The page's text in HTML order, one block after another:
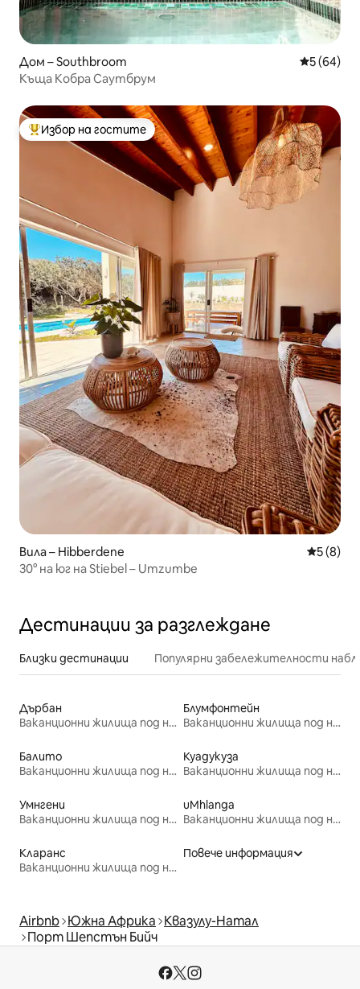
Дом – Southbroom Средна
5 (64)
Къща Кобра Саутбрум
Най-популярен избор на гостите
Избор на гостите
Вила – Hibberdene Средна
5 (8)
30° на юг на Stiebel – Umzumbe
Дестинации за разглеждане
Близки дестинации Популярни забележителности
Дърбан
Ваканционни жилища под наем
Блумфонтейн
Ваканционни жилища под наем
Балито
Ваканционни жилища под наем
Куадукуза
Ваканционни жилища под наем
Умнгени
Ваканционни жилища под наем
uMhlanga
Ваканционни жилища под наем
Кларанс
Ваканционни жилища под наем
Повече информация
Airbnb Южна Африка Квазулу-Натал
Порт Шепстън Бийч